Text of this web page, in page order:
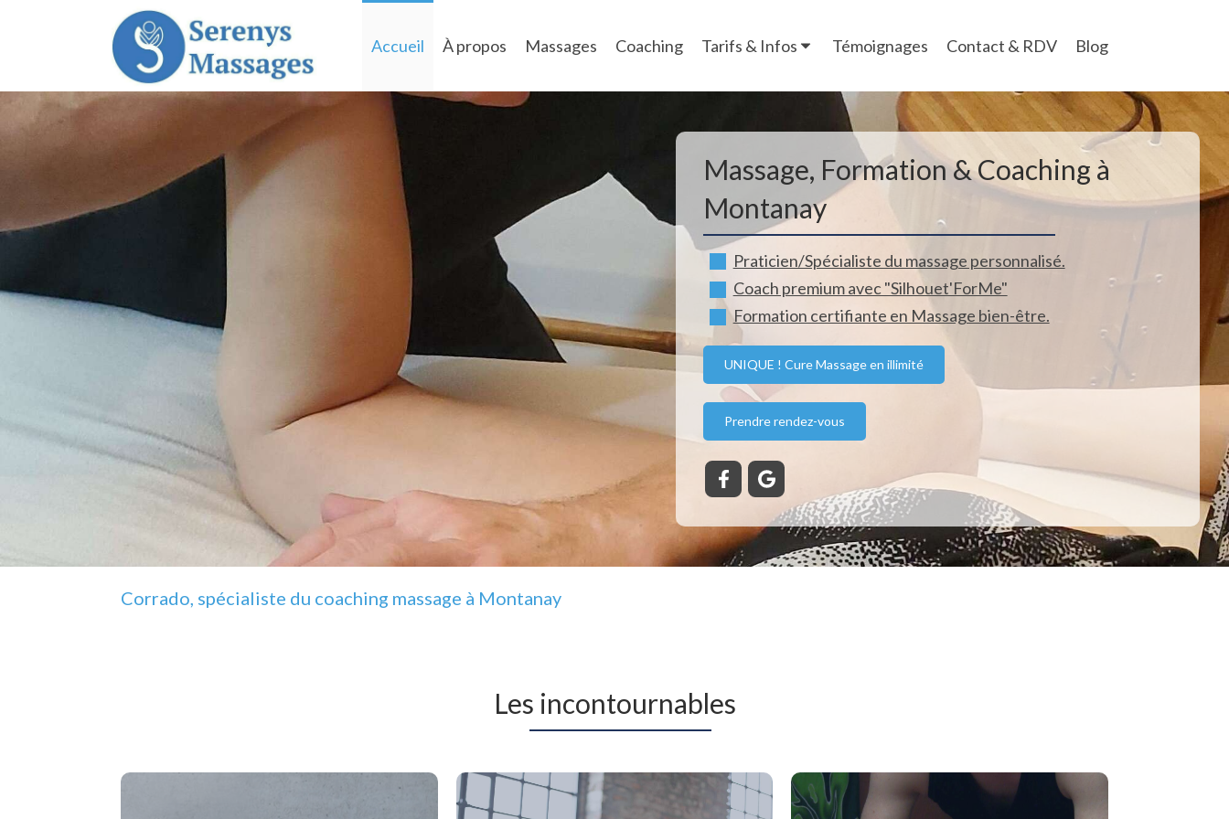
Accueil À propos Massages Coaching Tarifs & Infos Témoignages Contact & RDV Blog
Massage, Formation & Coaching à
Montanay
Praticien/Spécialiste du massage personnalisé.
Coach premium avec "Silhouet'ForMe"
Formation certifiante en Massage bien-être.
UNIQUE ! Cure Massage en illimité
Prendre rendez-vous
Corrado, spécialiste du coaching massage à Montanay
Les incontournables